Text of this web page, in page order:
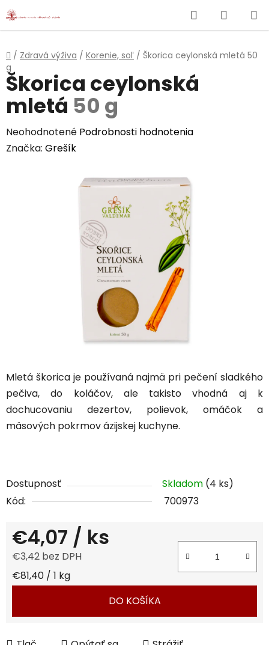
Prejsť
na
Hľadať
KOŠÍK
Domov
/ Zdravá výživa / Korenie, soľ / Škorica ceylonská mletá 50
g
Mletá škorica je používaná najmä pri pečení sladkého
pečiva, do koláčov, ale takisto vhodná aj k
dochucovaniu dezertov, polievok, omáčok a
mäsových pokrmov ázijskej kuchyne.
Dostupnosť Skladom (4 ks)
Kód:
700973
€4,07 / ks
€3,42 bez DPH
Jednotková cena:
€81,40 / 1 kg
DO KOŠÍKA
Škorica ceylonská
mletá 50 g
Priemerné
hodnotenie
Neohodnotené Podrobnosti hodnotenia
Značka: Grešík